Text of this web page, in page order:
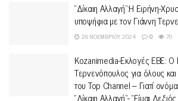
“Δίκαιη Αλλαγή”:Η Ειρήνη-
υποψήφια με τον Γιάννη
26 ΝΟΕΜΒΡΊΟΥ 2024 0 70
Kozanimedia-Εκλογές ΕΒΕ: Ο
Τερνενόπουλος για όλους
του Top Channel – Γιατί
“Δίκαιη Αλλαγή”- “Είμαι